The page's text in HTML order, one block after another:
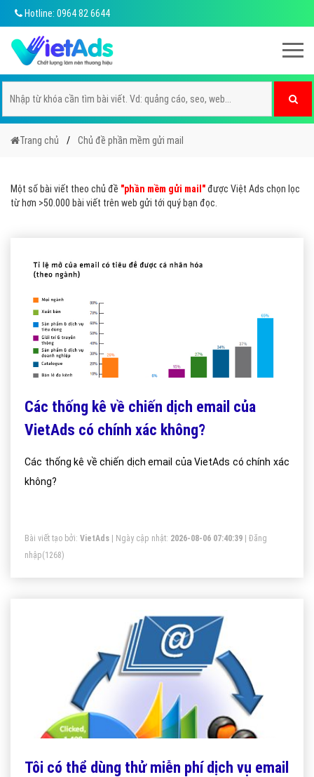
Hotline: 0964 82 6644
Trang chủ Chủ đề phần mềm gửi mail
Một số bài viết theo chủ đề "phần mềm gửi mail"được Việt Ads chọn lọc
từ hơn >50.000 bài viết trên web gửi tới quý bạn đọc.
Các thống kê về chiến dịch email của
VietAds có chính xác không?
Các thống kê về chiến dịch email của VietAds có chính xác
không?
Bài viết tạo bởi: VietAds | Ngày cập nhật: 2026-08-06 07:40:39
Đăng
nhập(1268)
Tôi có thể dùng thử miễn phí dịch vụ email